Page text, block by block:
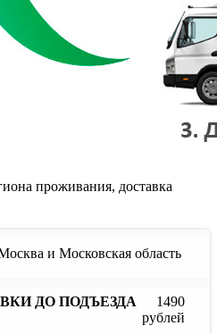
проживания, доставка
Сроки
наличии
продукции
и Московская область
1490
рублей